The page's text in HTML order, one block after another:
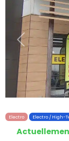
Précédent
Electro Electro / High-